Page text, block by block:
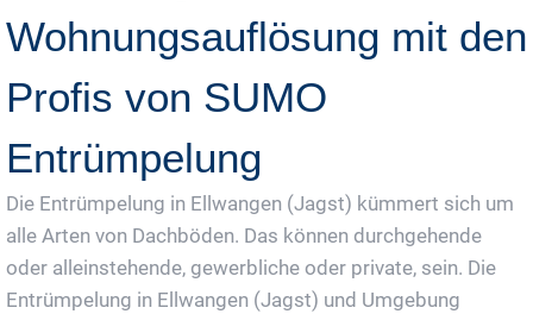
Wohnungsauflösung mit den
Profis von SUMO
Entrümpelung
Die Entrümpelung in Ellwangen (Jagst) kümmert sich um
alle Arten von Dachböden. Das können durchgehende
oder alleinstehende, gewerbliche oder private, sein. Die
Entrümpelung in Ellwangen (Jagst) und Umgebung